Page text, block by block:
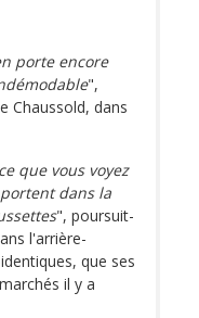
porte encore
",
Chaussold, dans
que vous voyez
dans la
", poursuit-
l'arrière-
que ses
il y a